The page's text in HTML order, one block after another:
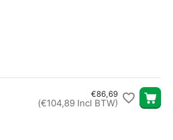
€86,69
(€104,89 Incl BTW)